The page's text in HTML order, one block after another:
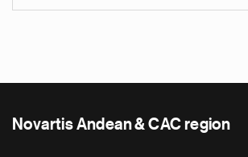
Novartis Andean & CAC region